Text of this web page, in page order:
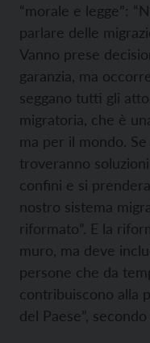
“morale e legge”:
parlare delle
Vanno prese
garanzia, ma
seggano tutti gli
migratoria, che è
ma per il mondo.
troveranno
confini e si
nostro sistema
riformato”. E la
muro, ma deve
persone che da
contribuiscono alla
del Paese”,